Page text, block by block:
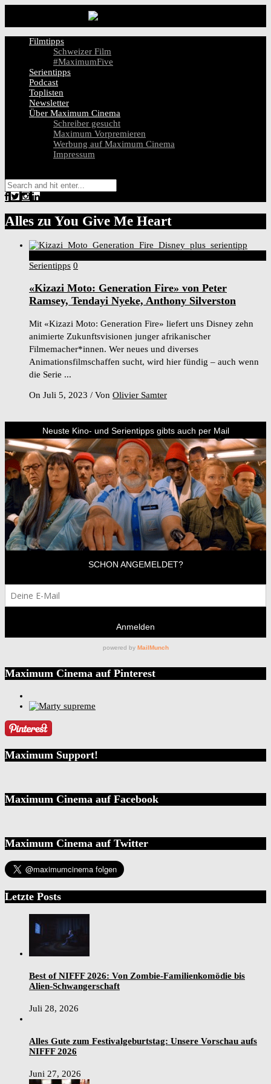
Filmtipps
Schweizer Film
#MaximumFive
Serientipps
Podcast
Toplisten
Newsletter
Über Maximum Cinema
Schreiber gesucht
Maximum Vorpremieren
Werbung auf Maximum Cinema
Impressum
Alles zu You Give Me Heart
Serientipps 0
«Kizazi Moto: Generation Fire» von Peter
Ramsey, Tendayi Nyeke, Anthony Silverston
Mit «Kizazi Moto: Generation Fire» liefert uns Disney zehn
animierte Zukunftsvisionen junger afrikanischer
Filmemacher*innen. Wer neues und diverses
Animationsfilmschaffen sucht, wird hier fündig – auch wenn
die Serie ...
On Juli 5, 2023 / Von Olivier Samter
Maximum Cinema auf Pinterest
Maximum Support!
Maximum Cinema auf Facebook
Maximum Cinema auf Twitter
Letzte Posts
Best of NIFFF 2026: Von Zombie-Familienkomödie bis
Alien-Schwangerschaft
Juli 28, 2026
Alles Gute zum Festivalgeburtstag: Unsere Vorschau aufs
NIFFF 2026
Juni 27, 2026